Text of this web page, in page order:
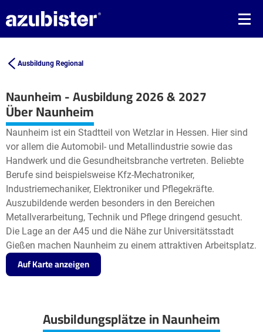
Ausbildung Regional
Naunheim - Ausbildung 2026 & 2027
+
−
Leaflet| ©OpenStreetMap2
Über Naunheim
Naunheim ist ein Stadtteil von Wetzlar in Hessen. Hier sind
vor allem die Automobil- und Metallindustrie sowie das
Handwerk und die Gesundheitsbranche vertreten. Beliebte
Berufe sind beispielsweise Kfz-Mechatroniker,
Industriemechaniker, Elektroniker und Pflegekräfte.
Auszubildende werden besonders in den Bereichen
Metallverarbeitung, Technik und Pflege dringend gesucht.
Die Lage an der A45 und die Nähe zur Universitätsstadt
Gießen machen Naunheim zu einem attraktiven Arbeitsplatz.
Auf Karte anzeigen
Ausbildungsplätze in Naunheim